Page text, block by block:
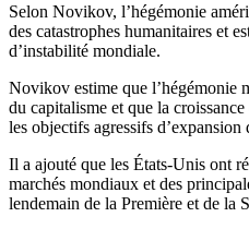
Selon Novikov, l’hégémonie
des catastrophes humanitaires et
d’instabilité mondiale.
Novikov estime que l’hégémonie
du capitalisme et que la
les objectifs agressifs d’expansion
Il a ajouté que les États-Unis ont
marchés mondiaux et des
lendemain de la Première et de la